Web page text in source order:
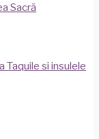
Sacră
Taquile si insulele